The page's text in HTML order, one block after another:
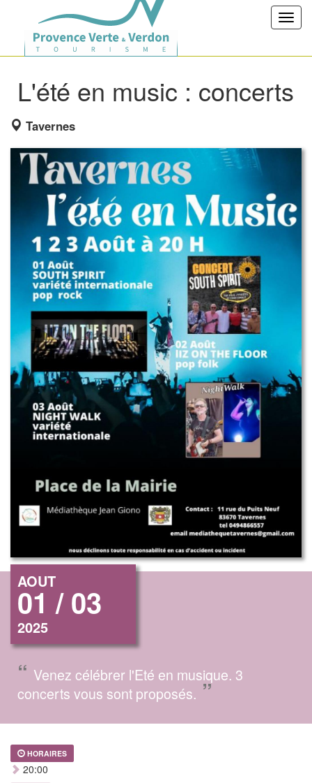
L'été en music : concerts
Tavernes
AOUT
01 / 03
2025
“ Venez célébrer l'Eté en musique. 3
concerts vous sont proposés. ”
HORAIRES
20:00